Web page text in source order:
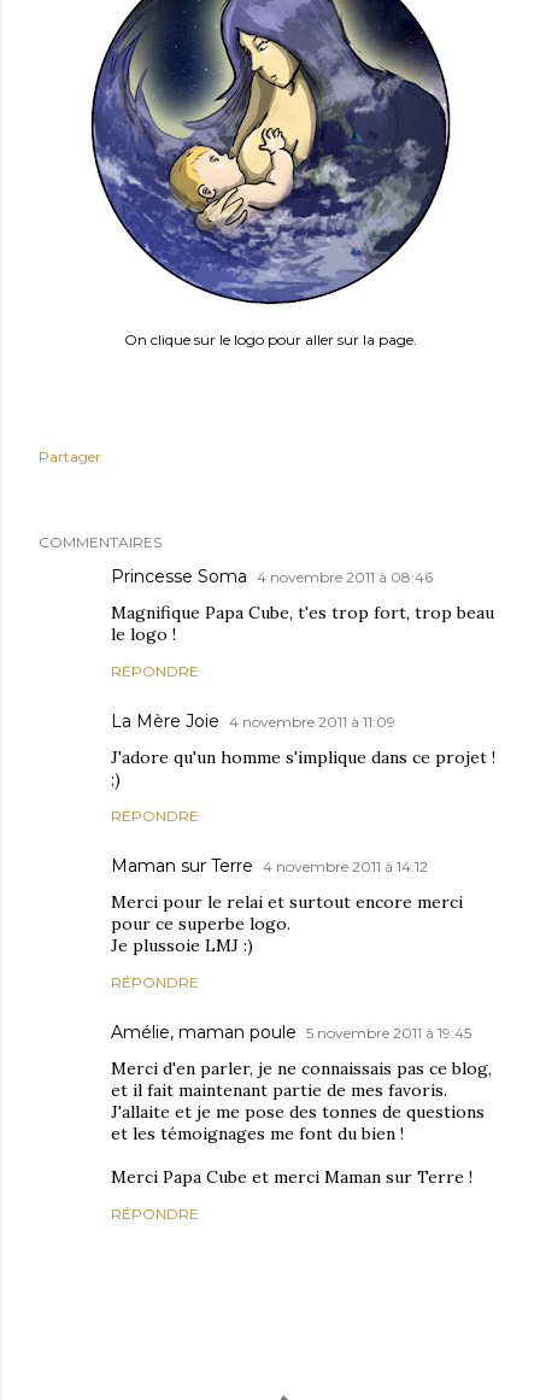
On clique sur le logo pour aller sur la page.
Partager
COMMENTAIRES
Princesse Soma 4 novembre 2011 à 08:46
Magnifique Papa Cube, t'es trop fort, trop beau
le logo !
RÉPONDRE
La Mère Joie 4 novembre 2011 à 11:09
J'adore qu'un homme s'implique dans ce projet !
;)
RÉPONDRE
Maman sur Terre 4 novembre 2011 à 14:12
Merci pour le relai et surtout encore merci
pour ce superbe logo.
Je plussoie LMJ :)
RÉPONDRE
Amélie, maman poule 5 novembre 2011 à 19:45
Merci d'en parler, je ne connaissais pas ce blog,
et il fait maintenant partie de mes favoris.
J'allaite et je me pose des tonnes de questions
et les témoignages me font du bien !
Merci Papa Cube et merci Maman sur Terre !
RÉPONDRE